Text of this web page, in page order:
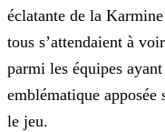
éclatante de la
tous s’attendaient à
parmi les équipes
emblématique apposée
le jeu.